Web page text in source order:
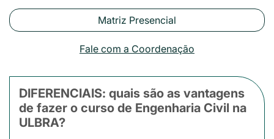
Matriz Presencial
Fale com a Coordenação
DIFERENCIAIS: quais são as vantagens
de fazer o curso de Engenharia Civil na
ULBRA?